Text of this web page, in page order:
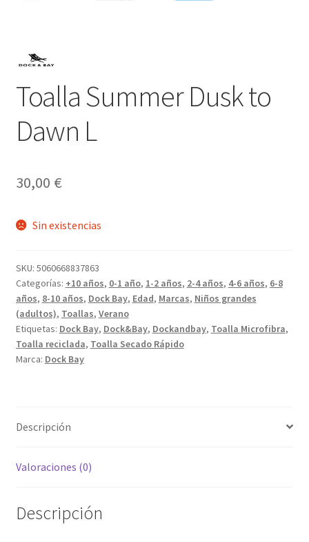
Toalla Summer Dusk to
Dawn L
30,00 €
Sin existencias
SKU: 5060668837863
Categorías: +10 años, 0-1 año, 1-2 años, 2-4 años, 4-6 años, 6-8
años, 8-10 años, Dock Bay, Edad, Marcas, Niños grandes
(adultos), Toallas, Verano
Etiquetas: Dock Bay, Dock&Bay, Dockandbay, Toalla Microfibra,
Toalla reciclada, Toalla Secado Rápido
Marca: Dock Bay
Descripción
Valoraciones (0)
Descripción